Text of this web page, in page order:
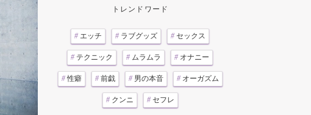
トレンドワード
# エッチ # ラブグッズ # セックス
# テクニック # ムラムラ # オナニー
# 性癖 # 前戯 # 男の本音 # オーガズム
# クンニ # セフレ